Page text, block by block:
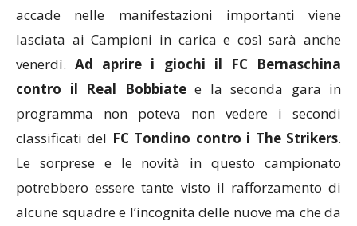
accade nelle manifestazioni importanti viene
lasciata ai Campioni in carica e così sarà anche
venerdì.Ad aprire i giochi il FC Bernaschina
contro il Real Bobbiatee la seconda gara in
programma non poteva non vedere i secondi
classificati del FC Tondino contro i The Strikers.
Le sorprese e le novità in questo campionato
potrebbero essere tante visto il rafforzamento di
alcune squadre e l’incognita delle nuove ma che da